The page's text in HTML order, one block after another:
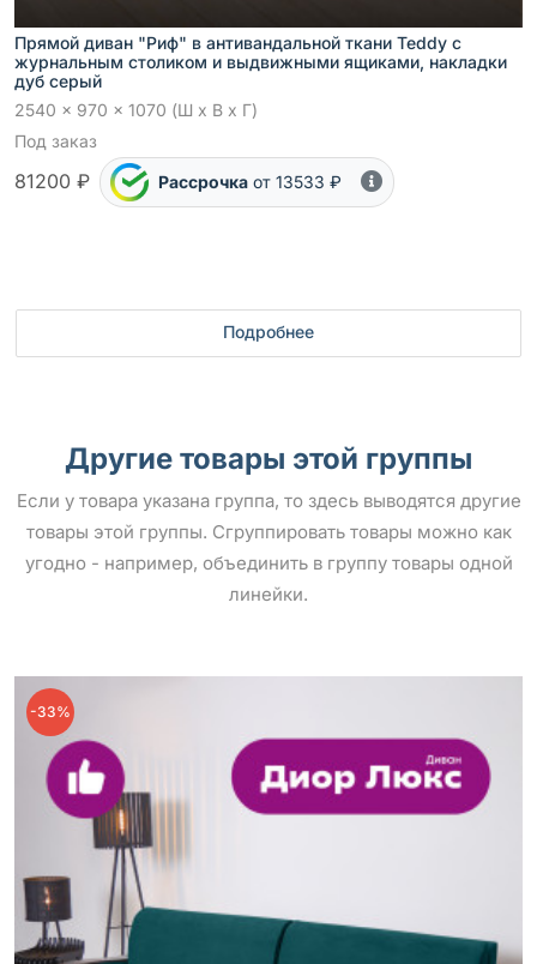
Прямой диван "Риф" в антивандальной ткани Teddy с
журнальным столиком и выдвижными ящиками, накладки
дуб серый
2540 x 970 x 1070 (Ш x В x Г)
Под заказ
81200 ₽ Рассрочка от 13533 ₽
Подробнее
Другие товары этой группы
Если у товара указана группа, то здесь выводятся другие
товары этой группы. Сгруппировать товары можно как
угодно - например, объединить в группу товары одной
линейки.
-33%